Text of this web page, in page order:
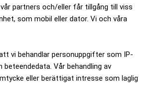
partners och/eller får tillgång till viss
som mobil eller dator. Vi och våra
vi behandlar personuppgifter som IP-
Vår behandling av
eller berättigat intresse som laglig